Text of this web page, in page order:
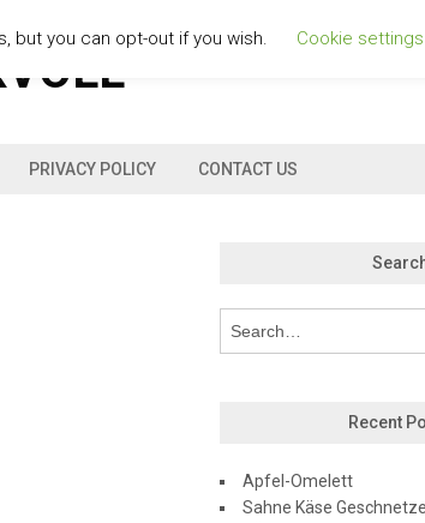
PRIVACY POLICY CONTACT US
Recent
Apfel-Omelett
Sahne Käse
but you can opt-out if you wish. Cookie settings